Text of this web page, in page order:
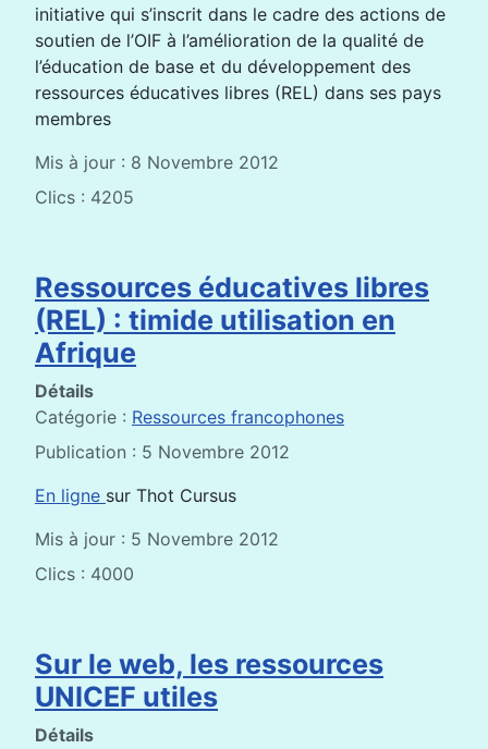
initiative qui s’inscrit dans le cadre des actions de
soutien de l’OIF à l’amélioration de la qualité de
l’éducation de base et du développement des
ressources éducatives libres (REL) dans ses pays
membres
Mis à jour : 8 Novembre 2012
Clics : 4205
Ressources éducatives libres
(REL) : timide utilisation en
Afrique
Détails
Catégorie : Ressources francophones
Publication : 5 Novembre 2012
En ligne sur Thot Cursus
Mis à jour : 5 Novembre 2012
Clics : 4000
Sur le web, les ressources
UNICEF utiles
Détails